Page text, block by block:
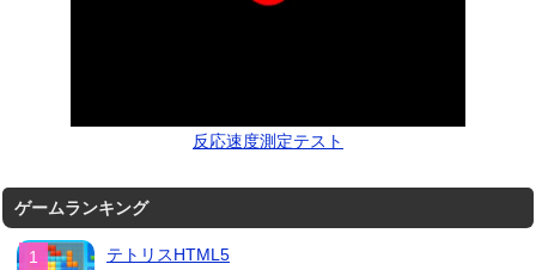
反応速度測定テスト
ゲームランキング
テトリスHTML5